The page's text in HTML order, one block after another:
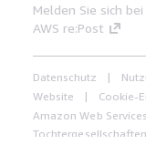
Melden Sie sich
AWS re:Post
Datenschutz
Website
Cookie-
Amazon Web